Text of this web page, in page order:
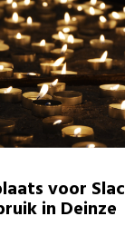
voor
in Deinze